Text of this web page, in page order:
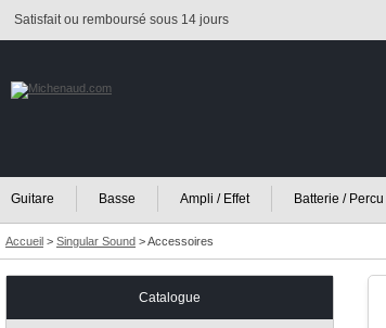
Satisfait ou remboursé sous 14 jours
Guitare Basse Ampli / Effet Batterie / Percu
Accueil > Singular Sound >Accessoires
Catalogue